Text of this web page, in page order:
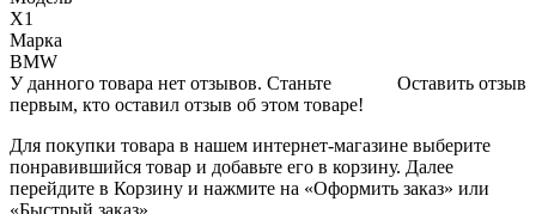
X1
Марка
BMW
Оставить отзыв
У данного товара нет отзывов. Станьте
первым, кто оставил отзыв об этом товаре!
Для покупки товара в нашем интернет-магазине выберите
понравившийся товар и добавьте его в корзину. Далее
перейдите в Корзину и нажмите на «Оформить заказ» или
«Быстрый заказ».